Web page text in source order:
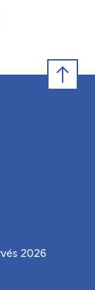
2026